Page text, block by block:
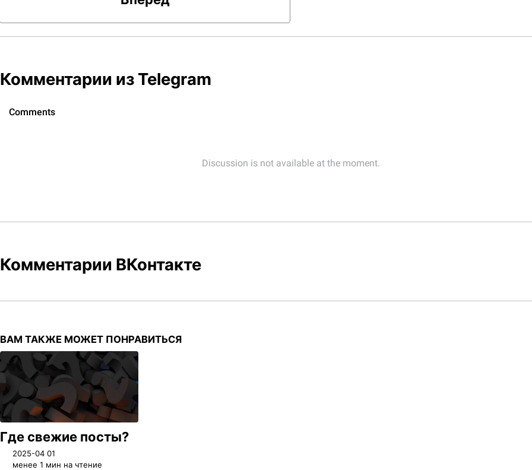
Комментарии из Telegram
Комментарии ВКонтакте
ВАМ ТАКЖЕ МОЖЕТ ПОНРАВИТЬСЯ
Где свежие посты?
2025-04 01
менее 1 мин на чтение